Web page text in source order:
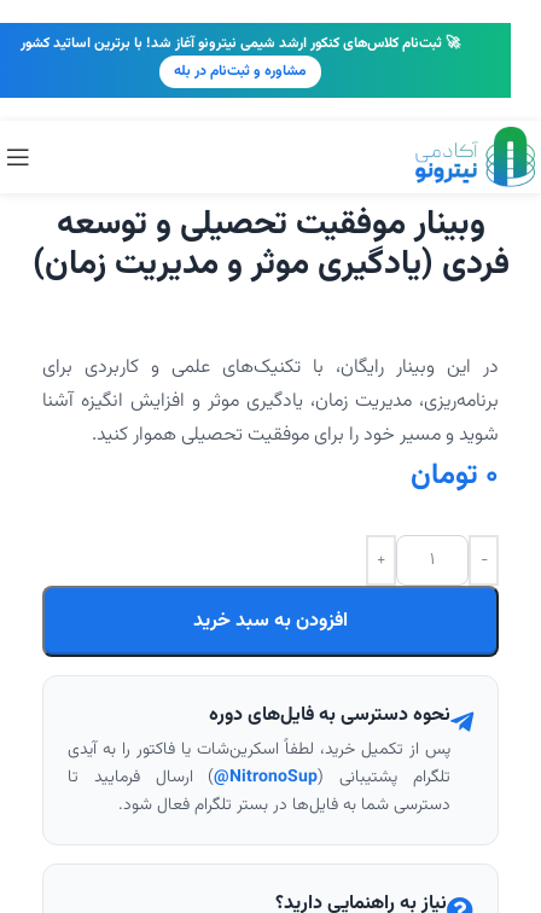
وبینار موفقیت تحصیلی و توسعه
فردی (یادگیری موثر و مدیریت زمان)
در این وبینار رایگان، با تکنیک‌های علمی و کاربردی برای
برنامه‌ریزی، مدیریت زمان، یادگیری موثر و افزایش انگیزه آشنا
شوید و مسیر خود را برای موفقیت تحصیلی هموار کنید.
0 تومان
افزودن به سبد خرید
نحوه دسترسی به فایل‌های دوره
پس از تکمیل خرید، لطفاً اسکرین‌شات یا فاکتور را به آیدی
تلگرام پشتیبانی (NitronoSup@ ) ارسال فرمایید تا
دسترسی شما به فایل‌ها در بستر تلگرام فعال شود.
نیاز به راهنمایی دارید؟
🚀 ثبت‌نام کلاس‌های کنکور ارشد شیمی نیترونو آغاز شد! با برترین اساتید کشور
مشاوره و ثبت‌نام در بله